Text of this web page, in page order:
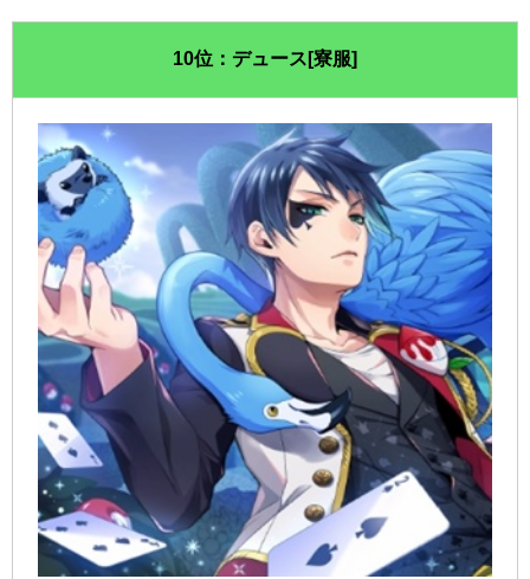
10位：デュース[寮服]